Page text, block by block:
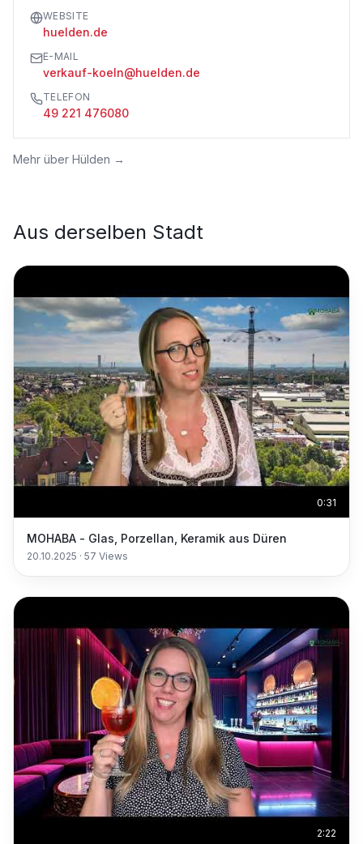
WEBSITE
huelden.de
E-MAIL
verkauf-koeln@huelden.de
TELEFON
49 221 476080
Mehr über Hülden →
Aus derselben Stadt
0:31
MOHABA - Glas, Porzellan, Keramik aus Düren
20.10.2025 · 57 Views
2:22